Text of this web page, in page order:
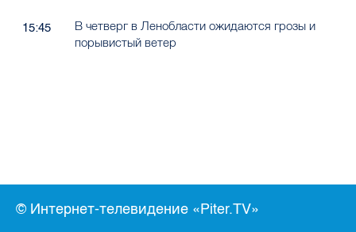
15:45
В четверг в Ленобласти ожидаются грозы и
порывистый ветер
© Интернет-телевидение «Piter.TV»